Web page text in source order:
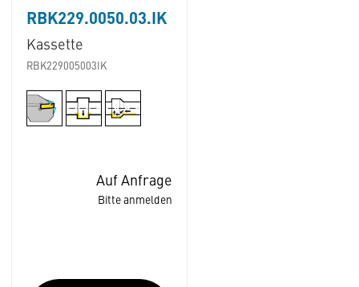
RBK229.0050.03.IK
Kassette
RBK229005003IK
Auf Anfrage
Bitte anmelden